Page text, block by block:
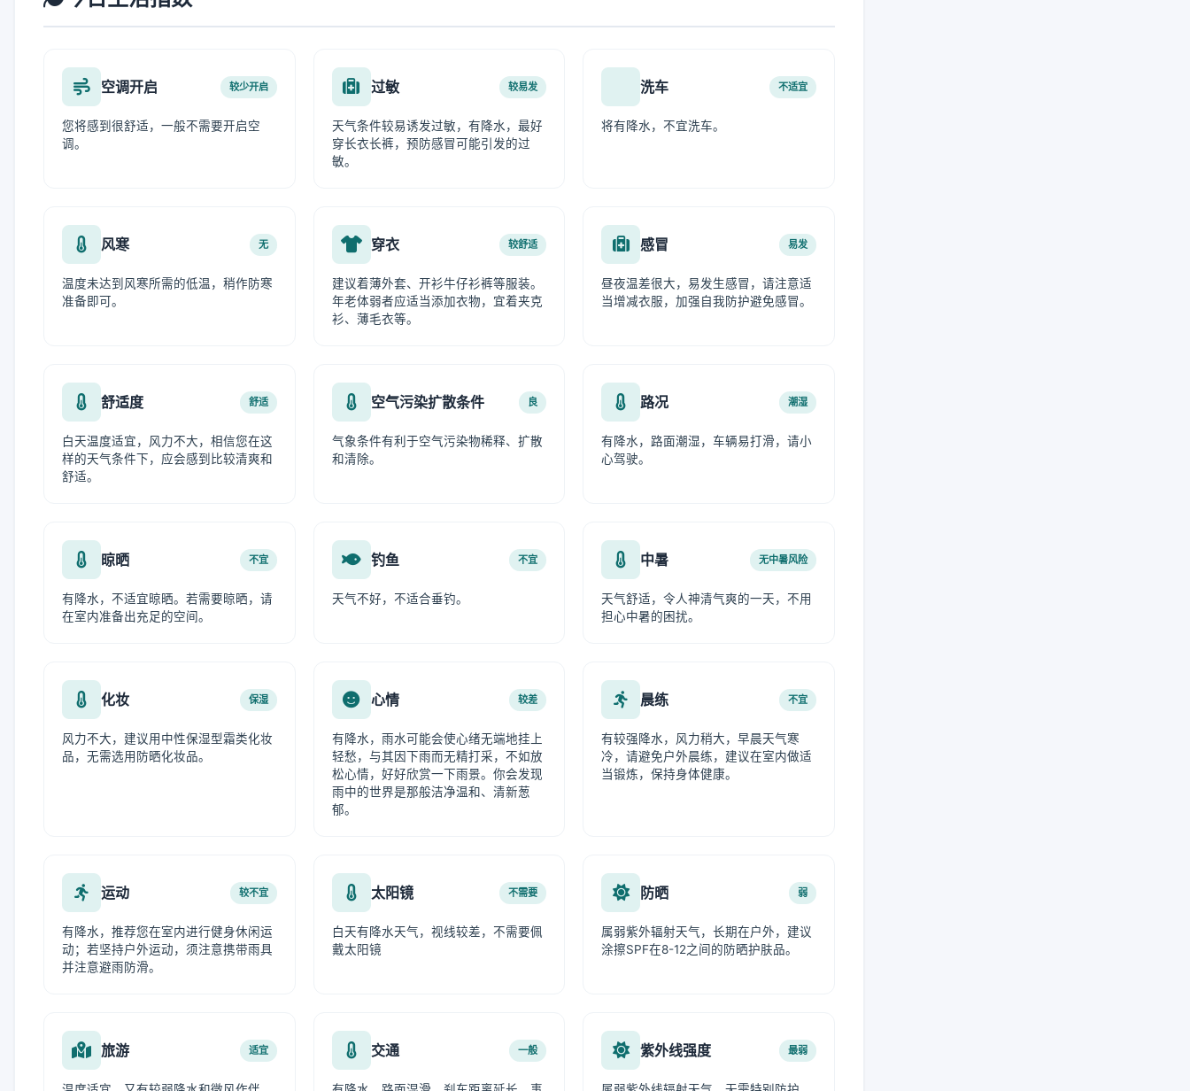
空调开启 较少开启
您将感到很舒适，一般不需要开启空
调。
过敏 较易发
天气条件较易诱发过敏，有降水，最好
穿长衣长裤，预防感冒可能引发的过
敏。
洗车 不适宜
将有降水，不宜洗车。
风寒 无
温度未达到风寒所需的低温，稍作防寒
准备即可。
穿衣 较舒适
建议着薄外套、开衫牛仔衫裤等服装。
年老体弱者应适当添加衣物，宜着夹克
衫、薄毛衣等。
感冒 易发
昼夜温差很大，易发生感冒，请注意适
当增减衣服，加强自我防护避免感冒。
舒适度 舒适
白天温度适宜，风力不大，相信您在这
样的天气条件下，应会感到比较清爽和
舒适。
空气污染扩散条件 良
气象条件有利于空气污染物稀释、扩散
和清除。
路况 潮湿
有降水，路面潮湿，车辆易打滑，请小
心驾驶。
晾晒 不宜
有降水，不适宜晾晒。若需要晾晒，请
在室内准备出充足的空间。
钓鱼 不宜
天气不好，不适合垂钓。
中暑 无中暑风险
天气舒适，令人神清气爽的一天，不用
担心中暑的困扰。
化妆 保湿
风力不大，建议用中性保湿型霜类化妆
品，无需选用防晒化妆品。
心情 较差
有降水，雨水可能会使心绪无端地挂上
轻愁，与其因下雨而无精打采，不如放
松心情，好好欣赏一下雨景。你会发现
雨中的世界是那般洁净温和、清新葱
郁。
晨练 不宜
有较强降水，风力稍大，早晨天气寒
冷，请避免户外晨练，建议在室内做适
当锻炼，保持身体健康。
运动 较不宜
有降水，推荐您在室内进行健身休闲运
动；若坚持户外运动，须注意携带雨具
并注意避雨防滑。
太阳镜 不需要
白天有降水天气，视线较差，不需要佩
戴太阳镜
防晒 弱
属弱紫外辐射天气，长期在户外，建议
涂擦SPF在8-12之间的防晒护肤品。
旅游 适宜 交通 一般 紫外线强度 最弱